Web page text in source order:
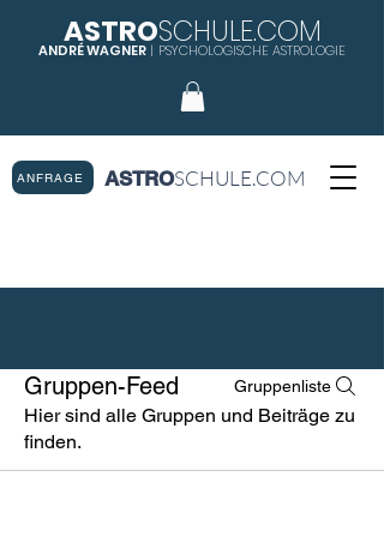
ASTROSCHULE.COM
ANFRAGE
ASTROSCHULE.COM
ANDRÉ WAGNER | PSYCHOLOGISCHE ASTROLOGIE
Gruppen-Feed Gruppenliste
Hier sind alle Gruppen und Beiträge zu
finden.